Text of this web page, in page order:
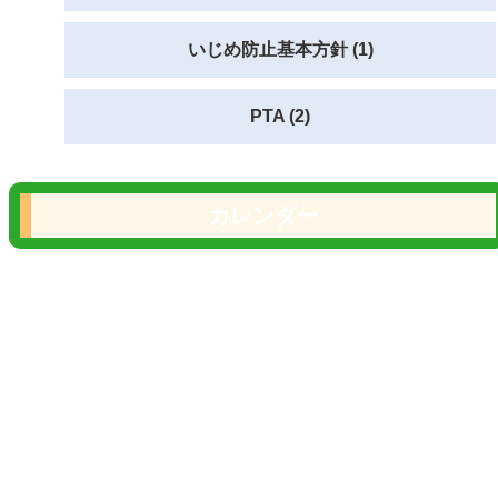
いじめ防止基本方針 (1)
PTA (2)